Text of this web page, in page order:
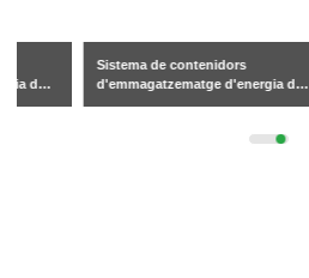
Sistema de contenidors
d'emmagatzematge d'energia de 5
de